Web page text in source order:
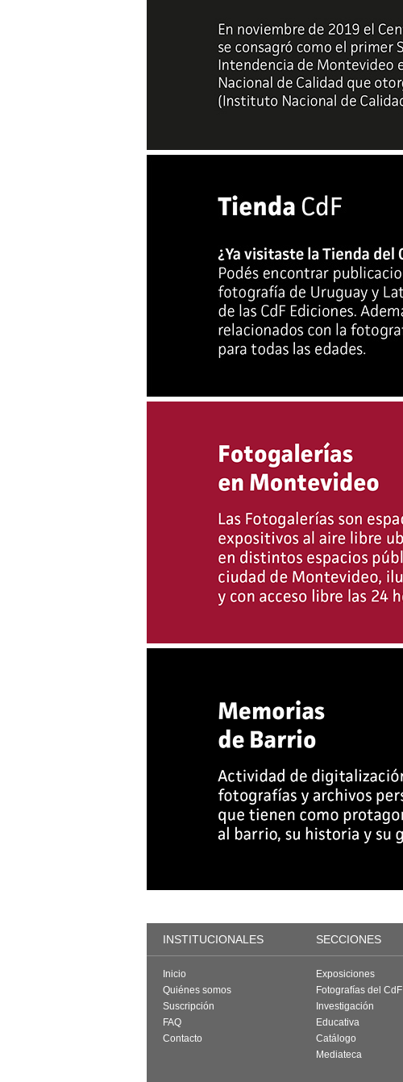
INSTITUCIONALES SECCIONES
Inicio
Quiénes somos
Suscripción
FAQ
Contacto
Exposiciones
Fotografías del CdF
Investigación
Educativa
Catálogo
Mediateca